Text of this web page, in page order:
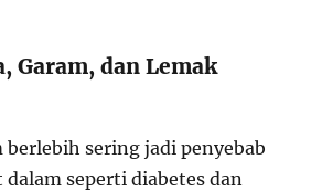
Garam, dan Lemak
berlebih sering jadi penyebab
seperti diabetes dan